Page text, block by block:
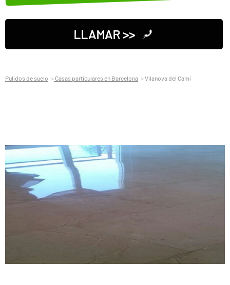
LLAMAR >>
Pulidos de suelo Casas particulares en Barcelona Vilanova del Camí